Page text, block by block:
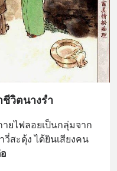
วิตนางรำ
ยไฟลอยเป็นกลุ่มจาก
สะดุ้ง ได้ยินเสียงคน